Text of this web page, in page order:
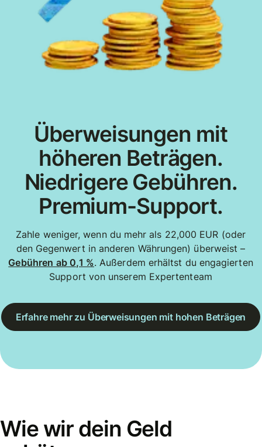
Überweisungen mit
höheren Beträgen.
Niedrigere Gebühren.
Premium-Support.
Zahle weniger, wenn du mehr als 22,000 EUR (oder
den Gegenwert in anderen Währungen) überweist –
Gebühren ab 0,1 %. Außerdem erhältst du engagierten
Support von unserem Expertenteam
Erfahre mehr zu Überweisungen mit hohen Beträgen
Wie wir dein Geld